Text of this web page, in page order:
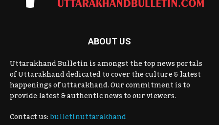
ABOUT US
Uttarakhand Bulletin is amongst the top news portals
of Uttarakhand dedicated to cover the culture & latest
happenings of uttarakhand. Our commitment is to
provide latest & authentic news to our viewers.
Contact us:bulletinuttarakhand